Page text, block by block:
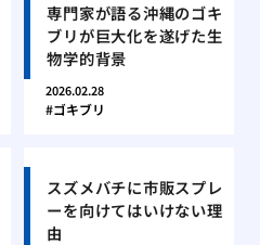
専門家が語る沖縄のゴキ
ブリが巨大化を遂げた生
物学的背景
2026.02.28
ゴキブリ
スズメバチに市販スプレ
ーを向けてはいけない理
由